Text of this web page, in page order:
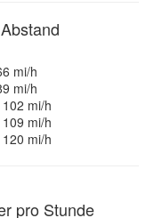
mi/h
mi/h
mi/h
mi/h
mi/h
pro Stunde